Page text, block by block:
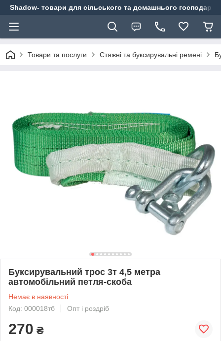
Shadow- товари для сільського та домашнього
Товари та послуги Стяжні та буксирувальні ремені
Буксирувальний трос 3т 4,5 метра
автомобільний петля-скоба
Немає в наявності
Код: 000018тб
Опт і роздріб
270 ₴